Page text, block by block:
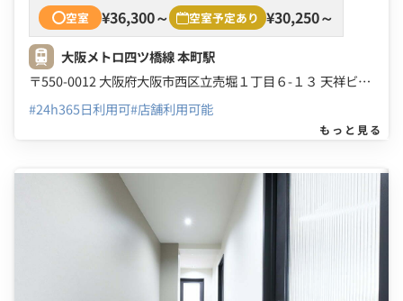
空室 ¥36,300～ 空室予定あり ¥30,250～
大阪メトロ四ツ橋線 本町駅
〒550-0012 大阪府大阪市西区立売堀１丁目６-１３ 天祥ビル ２号館 ２Ｆ ３Ｆ ４Ｆ
#24h365日利用可#店舗利用可能
もっと見る